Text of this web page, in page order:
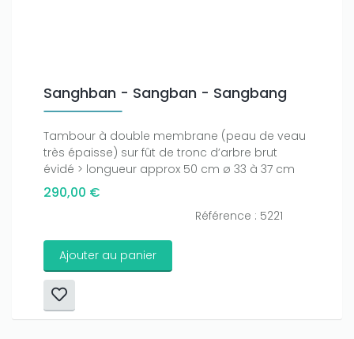
Sanghban - Sangban - Sangbang
Tambour à double membrane (peau de veau
très épaisse) sur fût de tronc d’arbre brut
évidé > longueur approx 50 cm ø 33 à 37 cm
290,00 €
Référence : 5221
Ajouter au panier
amount on your credits!